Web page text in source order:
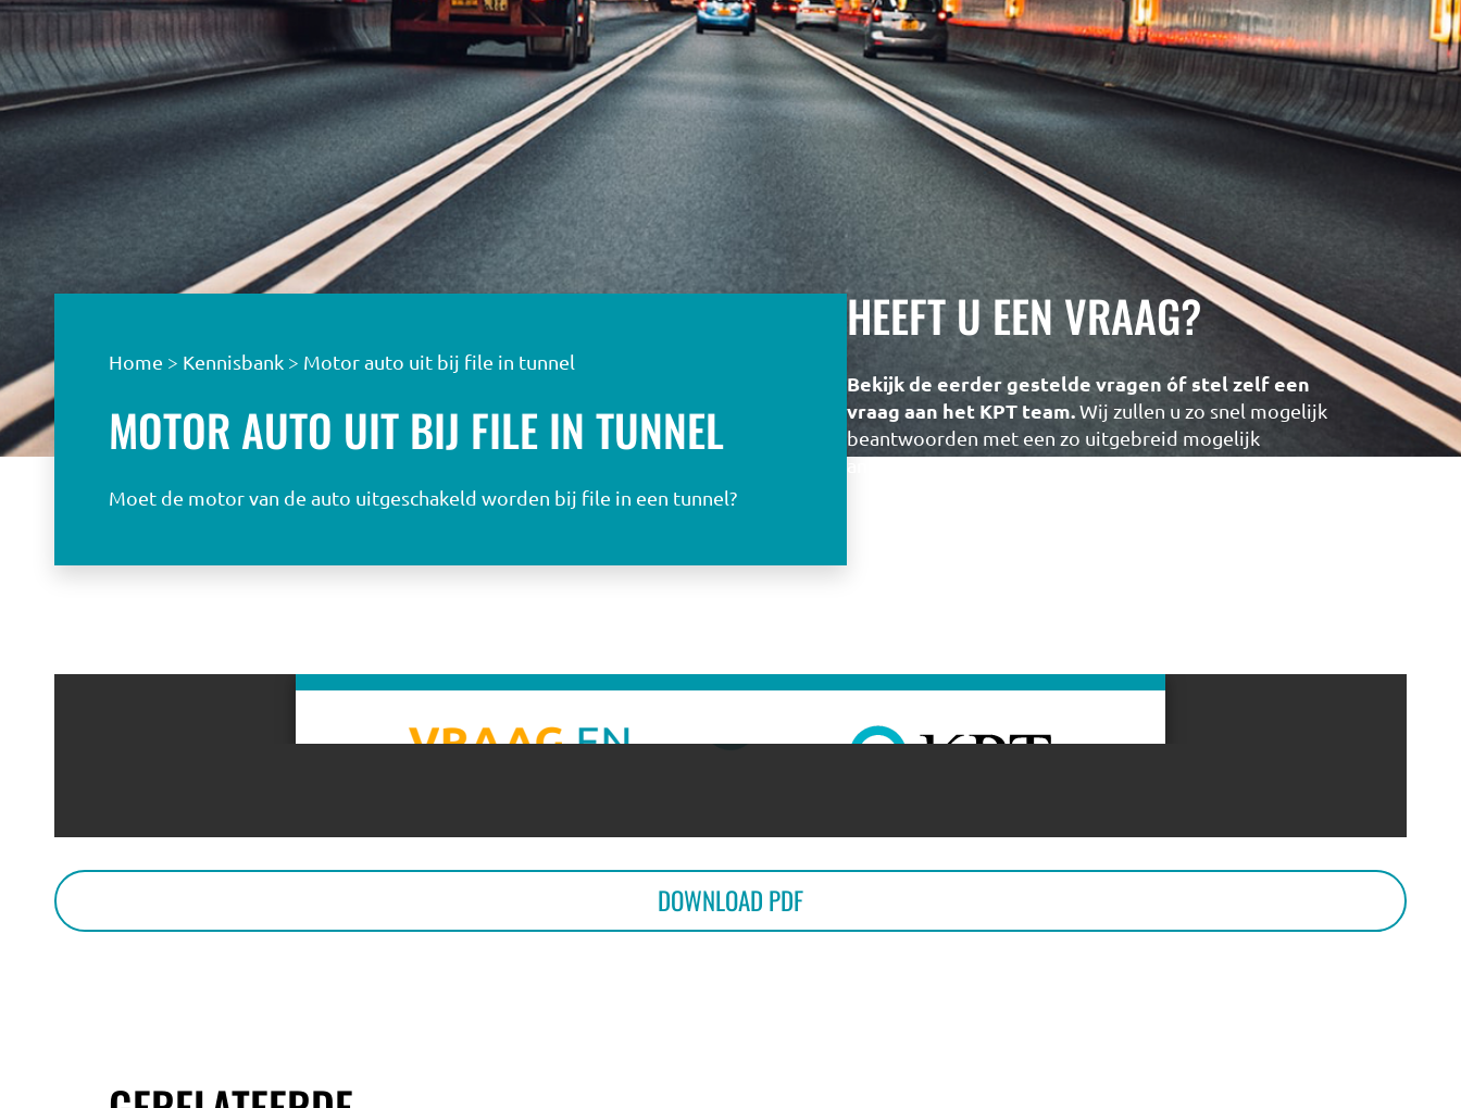
Home > Kennisbank > Motor auto uit bij file in tunnel
MOTOR AUTO UIT BIJ FILE IN TUNNEL
Moet de motor van de auto uitgeschakeld worden bij file in een tunnel?
HEEFT U EEN VRAAG?
Bekijk de eerder gestelde vragen óf stel zelf een
vraag aan het KPT team.Wij zullen u zo snel mogelijk
beantwoorden met een zo uitgebreid mogelijk
DOWNLOAD PDF